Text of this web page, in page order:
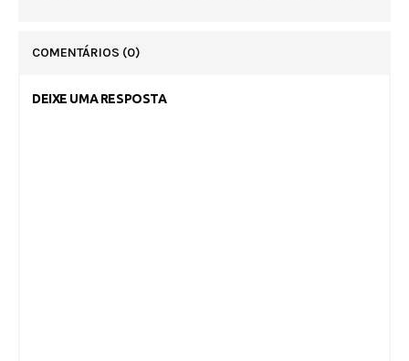
COMENTÁRIOS (0)
DEIXE UMA RESPOSTA